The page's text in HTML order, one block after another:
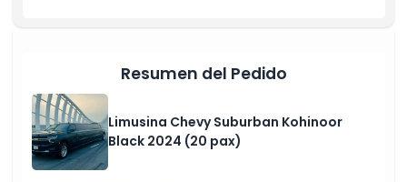
Cosas a Saber
Resumen del Pedido
Limusina Chevy Suburban Kohinoor
Black 2024 (20 pax)